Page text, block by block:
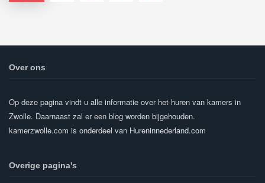
Over ons
Op deze pagina vindt u alle informatie over het huren van kamers in
Zwolle. Daarnaast zal er een blog worden bijgehouden.
kamerzwolle.com is onderdeel van Hureninnederland.com
Overige pagina's